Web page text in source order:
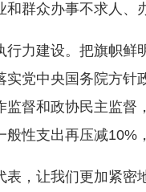
和群众办事不求人、
建设。把旗帜鲜明
实党中央国务院方针
监督和政协民主监督
般性支出再压减10%
让我们更加紧密地